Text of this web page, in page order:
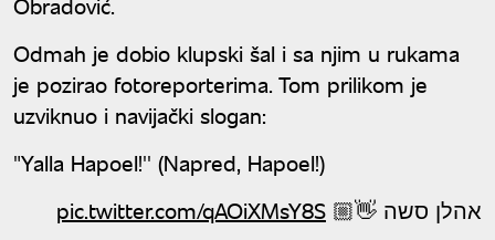
Odmah je dobio klupski šal i sa njim u rukama
je pozirao fotoreporterima. Tom prilikom je
uzviknuo i navijački slogan:
"Yalla Hapoel!'' (Napred, Hapoel!)
אהלן סשה 👋🏼pic.twitter.com/qAOiXMsY8S